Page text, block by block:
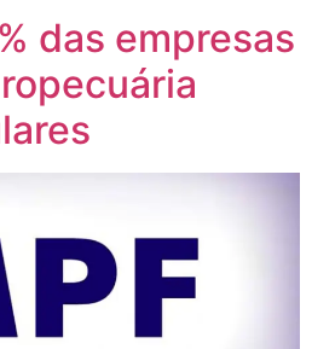
das empresas